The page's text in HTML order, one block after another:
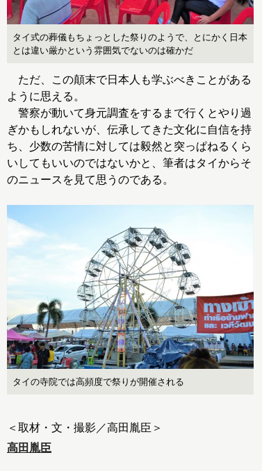
タイ式の葬儀もちょっとした祭りのようで、とにかく日本
とは違い厳かという雰囲気でないのは確かだ
ただ、この顛末で日本人も学ぶべきことがある
ように思える。
警察が動いて身元調査をするまで行くとやり過
ぎかもしれないが、伝承してきた文化に自信を持
ち、少数の苦情に対しては毅然と突っぱねるくら
いしてもいいのではないかと、筆者はタイからそ
のニュースを見て思うのである。
タイの寺院では高頻度で祭りが開催される
＜取材・文・撮影／高田胤臣＞
高田胤臣